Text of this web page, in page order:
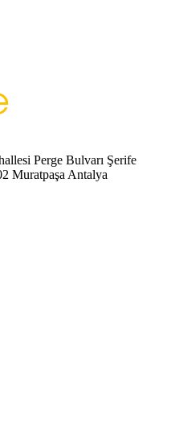
Perge Bulvarı Şerife
Muratpaşa Antalya